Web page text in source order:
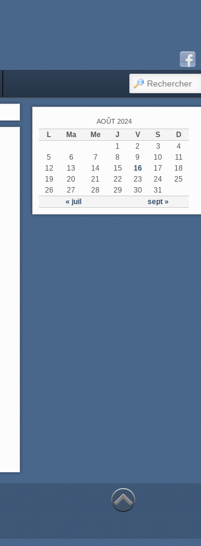
RECHERCHER
AOÛT 2024
L Ma Me J V S D
« juil sept »
1 2 3
4
5
6 7 8 9 10
11
12
13 14 15 16 17
18
19
20 21 22 23 24
25
26
27 28 29 30 31